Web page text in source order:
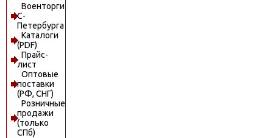
Военторги
С-
Петербурга
Каталоги
(PDF)
Прайс-
лист
Оптовые
поставки
(РФ, СНГ)
Розничные
продажи
(только
СПб)